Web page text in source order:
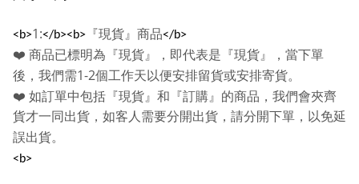
<b>1:</b><b> 『現貨』商品</b>
❤️ 商品已標明為『現貨』，即代表是『現貨』，當下單
後，我們需1-2個工作天以便安排留貨或安排寄貨。
❤️ 如訂單中包括『現貨』和『訂購』的商品，我們會夾齊
貨才一同出貨，如客人需要分開出貨，請分開下單，以免延
誤出貨。
<b>